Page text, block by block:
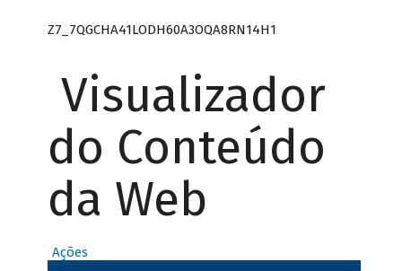
Z7_7QGCHA41LODH60A3OQA8RN14H1
Visualizador
do Conteúdo
da Web
Ações